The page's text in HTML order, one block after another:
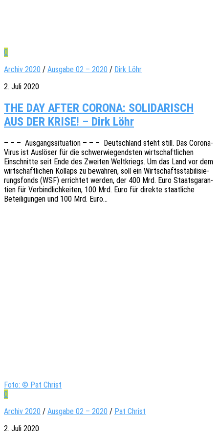
0
Archiv 2020 / Ausgabe 02 – 2020 / Dirk Löhr
2. Juli 2020
THE DAY AFTER CORONA: SOLIDARISCH
AUS DER KRISE! – Dirk Löhr
– – – Ausgangs­si­tua­ti­on – – – Deutsch­land steht still. Das Corona-
Virus ist Auslö­ser für die schwer­wie­gends­ten wirt­schaft­li­chen
Einschnit­te seit Ende des Zwei­ten Welt­kriegs. Um das Land vor dem
wirt­schaft­li­chen Kollaps zu bewah­ren, soll ein Wirt­schafts­sta­bi­li­sie­
rungs­fonds (WSF) errich­tet werden, der 400 Mrd. Euro Staats­ga­ran­
tien für Verbind­lich­kei­ten, 100 Mrd. Euro für direk­te staat­li­che
Betei­li­gun­gen und 100 Mrd. Euro…
Foto: © Pat Christ
0
Archiv 2020 / Ausgabe 02 – 2020 / Pat Christ
2. Juli 2020